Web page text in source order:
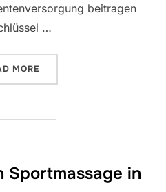
beitragen
…
MORE
Sportmassage in